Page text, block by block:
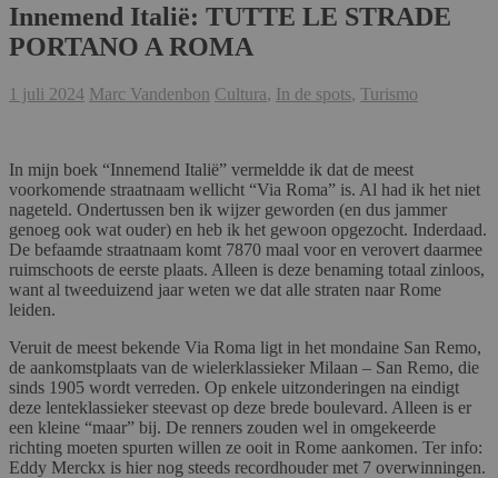
Innemend Italië: TUTTE LE STRADE
PORTANO A ROMA
1 juli 2024 Marc Vandenbon Cultura, In de spots, Turismo
In mijn boek “Innemend Italië” vermeldde ik dat de meest
voorkomende straatnaam wellicht “Via Roma” is. Al had ik het niet
nageteld. Ondertussen ben ik wijzer geworden (en dus jammer
genoeg ook wat ouder) en heb ik het gewoon opgezocht. Inderdaad.
De befaamde straatnaam komt 7870 maal voor en verovert daarmee
ruimschoots de eerste plaats. Alleen is deze benaming totaal zinloos,
want al tweeduizend jaar weten we dat alle straten naar Rome
leiden.
Veruit de meest bekende Via Roma ligt in het mondaine San Remo,
de aankomstplaats van de wielerklassieker Milaan – San Remo, die
sinds 1905 wordt verreden. Op enkele uitzonderingen na eindigt
deze lenteklassieker steevast op deze brede boulevard. Alleen is er
een kleine “maar” bij. De renners zouden wel in omgekeerde
richting moeten spurten willen ze ooit in Rome aankomen. Ter info:
Eddy Merckx is hier nog steeds recordhouder met 7 overwinningen.